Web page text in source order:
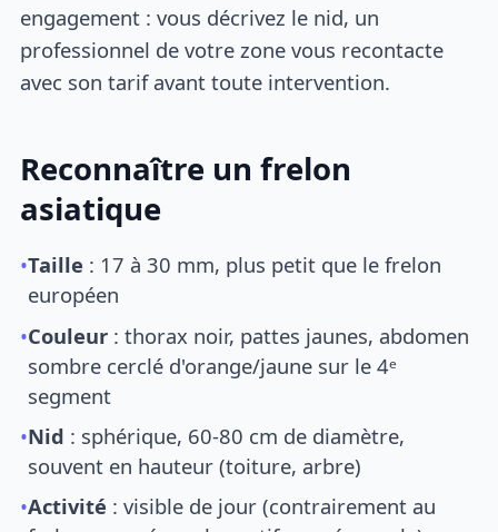
engagement : vous décrivez le nid, un
professionnel de votre zone vous recontacte
avec son tarif avant toute intervention.
Reconnaître un frelon
asiatique
•Taille : 17 à 30 mm, plus petit que le frelon
européen
•Couleur : thorax noir, pattes jaunes, abdomen
sombre cerclé d'orange/jaune sur le 4ᵉ
segment
•Nid : sphérique, 60-80 cm de diamètre,
souvent en hauteur (toiture, arbre)
•Activité : visible de jour (contrairement au